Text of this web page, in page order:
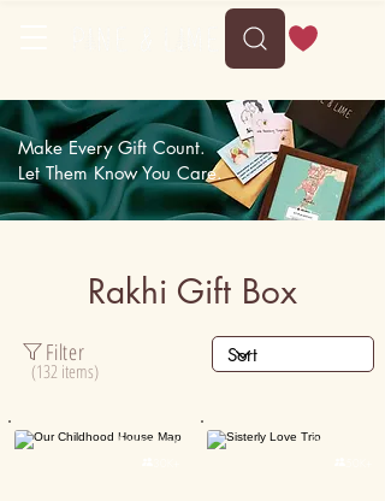
Make Every Gift Count.
Let Them Know You Care.
Rakhi Gift Box
Personalised Personalised
Filter
(132 items)